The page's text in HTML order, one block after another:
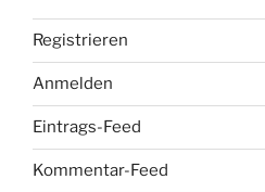
Registrieren
Anmelden
Eintrags-Feed
Kommentar-Feed